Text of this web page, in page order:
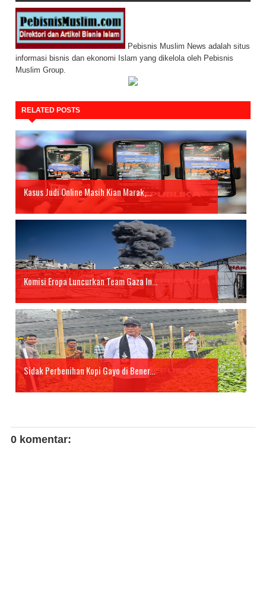
Pebisnis Muslim News adalah situs
informasi bisnis dan ekonomi Islam yang dikelola oleh Pebisnis
Muslim Group.
RELATED POSTS
Kasus Judi Online Masih Kian Marak,...
Komisi Eropa Luncurkan Team Gaza In...
Sidak Perbenihan Kopi Gayo di Bener...
0 komentar: